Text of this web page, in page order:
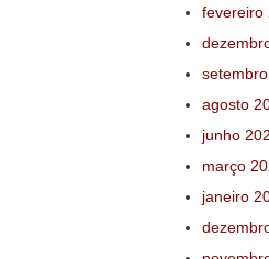
fevereiro
agosto
junho
março
janeiro